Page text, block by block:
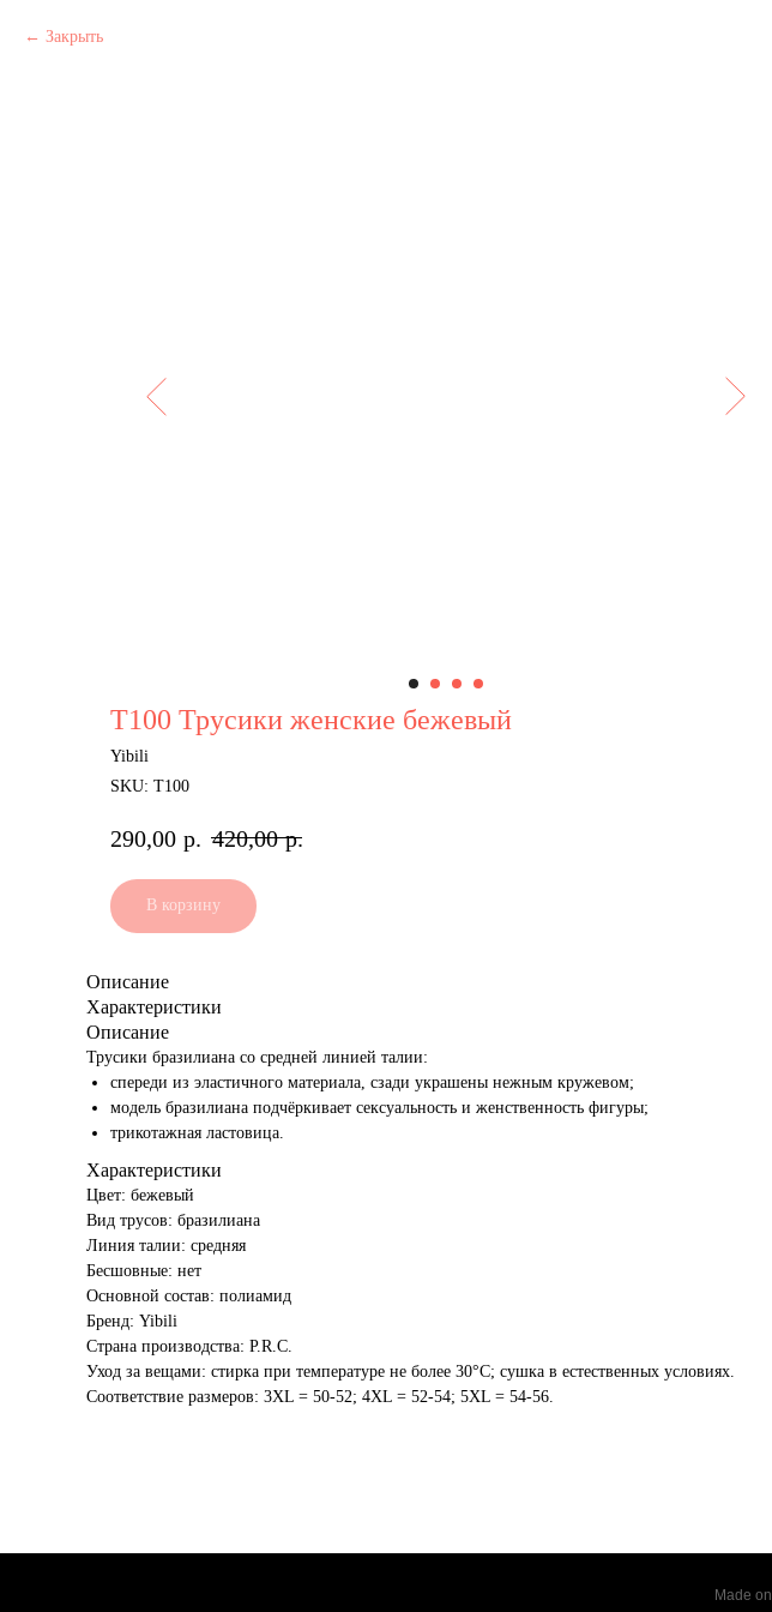
Закрыть
Т100 Трусики женские бежевый
Yibili
SKU: Т100
290,00 р. 420,00 р.
В корзину
Описание
Характеристики
Описание
Трусики бразилиана со средней линией талии:
спереди из эластичного материала, сзади украшены нежным кружевом;
модель бразилиана подчёркивает сексуальность и женственность фигуры;
трикотажная ластовица.
Характеристики
Цвет: бежевый
Вид трусов: бразилиана
Линия талии: средняя
Бесшовные: нет
Основной состав: полиамид
Бренд: Yibili
Страна производства: P.R.C.
Уход за вещами: стирка при температуре не более 30°C; сушка в естественных условиях.
Соответствие размеров: 3XL = 50-52; 4XL = 52-54; 5XL = 54-56.
Made on